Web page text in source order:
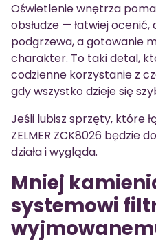
Oświetlenie wnętrza
obsłudze — łatwiej
podgrzewa, a gotowanie
charakter. To taki detal,
codzienne korzystanie z
gdy wszystko dzieje się
Jeśli lubisz sprzęty, które
ZELMER ZCK8026
działa i wygląda.
Mniej
systemowi